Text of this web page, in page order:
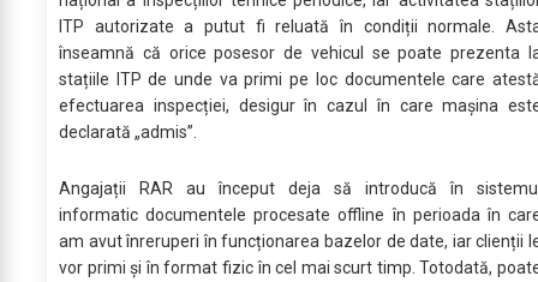
ITP autorizate a putut fi reluată în condiții normale.
înseamnă că orice posesor de vehicul se poate prezenta
stațiile ITP de unde va primi pe loc documentele care
efectuarea inspecției, desigur în cazul în care mașina
declarată „admis”.
Angajații RAR au început deja să introducă în
informatic documentele procesate offline în perioada în
am avut înreruperi în funcționarea bazelor de date, iar clienții
vor primi și în format fizic în cel mai scurt timp. Totodată,